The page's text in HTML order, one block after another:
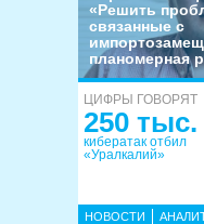
«Решить
связанные с
планомерная
ЦИФРЫ ГОВОРЯТ
250 тыс.
кибератак отбил
«Уралкалий»
НОВОСТИ